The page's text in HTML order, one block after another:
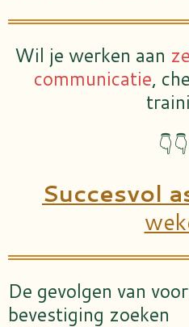
Wil je werken aan
communicatie,
Succesvol
De gevolgen van
bevestiging zoeken